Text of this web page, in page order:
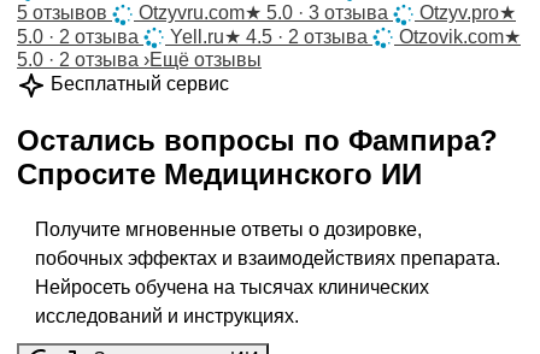
5 отзывов
Otzyvru.com★ 5.0 · 3 отзыва Otzyv.pro★
5.0 · 2 отзыва
Yell.ru★ 4.5 · 2 отзыва Otzovik.com★
5.0 · 2 отзыва ›Ещё отзывы
Бесплатный сервис
Остались вопросы по Фампира?
Спросите Медицинского ИИ
Получите мгновенные ответы о дозировке,
побочных эффектах и взаимодействиях препарата.
Нейросеть обучена на тысячах клинических
исследований и инструкциях.